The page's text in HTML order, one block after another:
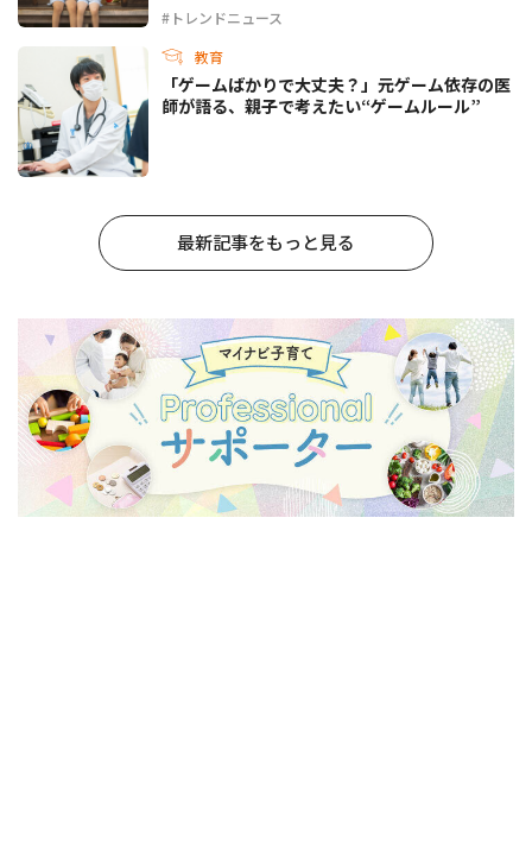
#トレンドニュース
教育
「ゲームばかりで大丈夫？」元ゲーム依存の医
師が語る、親子で考えたい“ゲームルール”
最新記事をもっと見る